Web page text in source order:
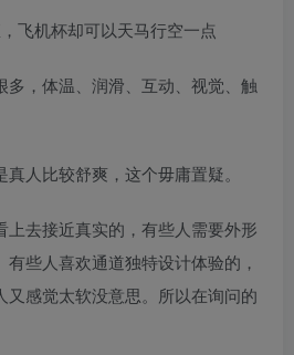
飞机杯却可以天马行空一点
多，体温、润滑、互动、视觉、触
人比较舒爽，这个毋庸置疑。
上去接近真实的，有些人需要外形
些人喜欢通道独特设计体验的，
又感觉太软没意思。所以在询问的